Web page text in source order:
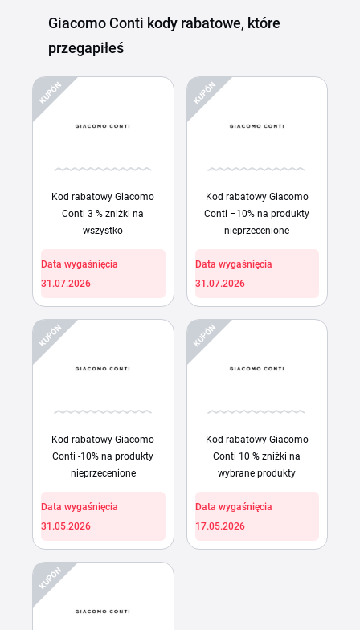
Giacomo Conti kody rabatowe, które
przegapiłeś
KUPÓN
Kod rabatowy Giacomo
Conti 3 % zniżki na
wszystko
Data wygaśnięcia
31.07.2026
KUPÓN
Kod rabatowy Giacomo
Conti –10% na produkty
nieprzecenione
Data wygaśnięcia
31.07.2026
KUPÓN
Kod rabatowy Giacomo
Conti -10% na produkty
nieprzecenione
Data wygaśnięcia
31.05.2026
KUPÓN
Kod rabatowy Giacomo
Conti 10 % zniżki na
wybrane produkty
Data wygaśnięcia
17.05.2026
KUPÓN